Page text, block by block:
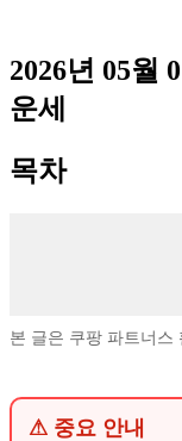
2026년 05월
운세
목차
본 글은 쿠팡 파트너스
⚠ 중요 안내